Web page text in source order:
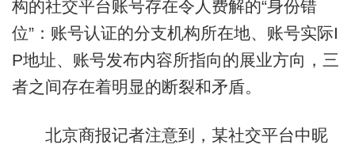
构的社交平台账号存在令人费解的“身份错
位”：账号认证的分支机构所在地、账号实际I
P地址、账号发布内容所指向的展业方向，三
者之间存在着明显的断裂和矛盾。
北京商报记者注意到，某社交平台中昵